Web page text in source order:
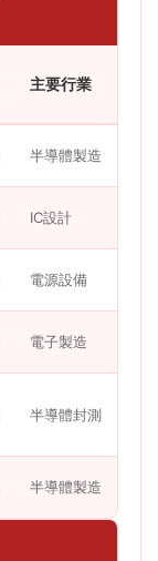
主要行業
半導體製造
IC設計
電源設備
電子製造
半導體封測
半導體製造